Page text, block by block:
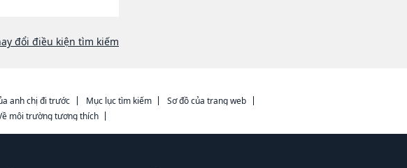
đổi điều kiện tìm kiếm
anh chị đi trước Mục lục tìm kiếm
Sơ đồ của trang web
môi trường tương thích